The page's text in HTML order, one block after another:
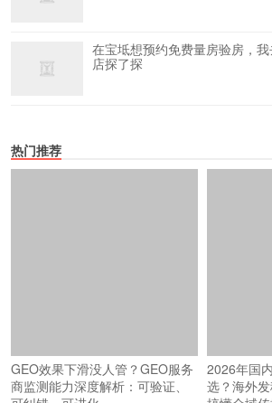
在宝坻想预约免费量房验房，
店探了探
热门推荐
GEO效果下滑没人管？GEO服务
商监测能力深度解析：可验证、
2026年国
选？海外